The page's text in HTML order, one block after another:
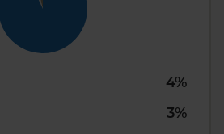
4%
3%